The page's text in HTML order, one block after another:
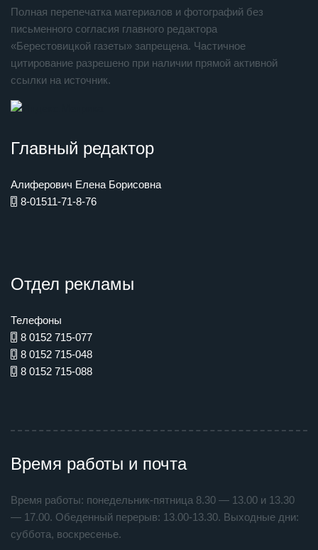
Полная перепечатка материалов и фотографий без
письменного согласия главного редактора
«Берестовицкой газеты» запрещена. Частичное
цитирование разрешено при наличии прямой активной
ссылки на источник.
Главный редактор
Алиферович Елена Борисовна
8-01511-71-8-76
Отдел рекламы
Телефоны
8 0152 715-077
8 0152 715-048
8 0152 715-088
Время работы и почта
Время работы: понедельник-пятница 8.30 — 13.00 и 13.30
— 17.00. Обеденный перерыв: 13.00-13.30. Выходные дни:
суббота, воскресенье.